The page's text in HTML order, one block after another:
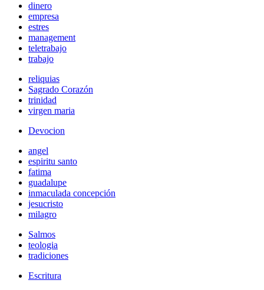
dinero
empresa
estres
management
teletrabajo
trabajo
reliquias
Sagrado Corazón
trinidad
virgen maria
Devocion
angel
espiritu santo
fatima
guadalupe
inmaculada concepción
jesucristo
milagro
Salmos
teologia
tradiciones
Escritura